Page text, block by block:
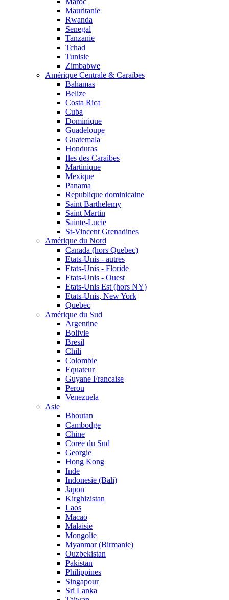
Mauritanie
Rwanda
Senegal
Tanzanie
Tchad
Tunisie
Zimbabwe
Amérique Centrale & Caraïbes
Bahamas
Belize
Costa Rica
Cuba
Dominique
Guadeloupe
Guatemala
Honduras
Iles des Caraibes
Martinique
Mexique
Panama
Republique dominicaine
Saint Barthelemy
Saint Martin
Sainte-Lucie
St-Vincent Grenadines
Amérique du Nord
Canada (hors Quebec)
Etats-Unis - autres
Etats-Unis - Floride
Etats-Unis - Ouest
Etats-Unis Est (hors NY)
Etats-Unis, New York
Quebec
Amérique du Sud
Argentine
Bolivie
Bresil
Chili
Colombie
Equateur
Guyane Francaise
Perou
Venezuela
Asie
Bhoutan
Cambodge
Chine
Coree du Sud
Georgie
Hong Kong
Inde
Indonesie (Bali)
Japon
Kirghizistan
Laos
Macao
Malaisie
Mongolie
Myanmar (Birmanie)
Ouzbekistan
Pakistan
Philippines
Singapour
Sri Lanka